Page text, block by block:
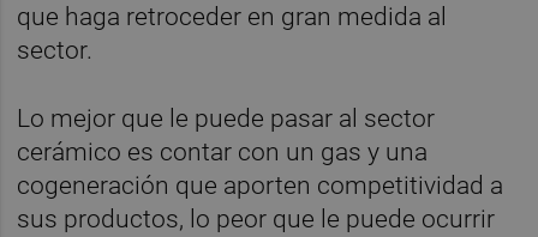
que haga retroceder en gran medida al
sector.
Lo mejor que le puede pasar al sector
cerámico es contar con un gas y una
cogeneración que aporten competitividad a
sus productos, lo peor que le puede ocurrir